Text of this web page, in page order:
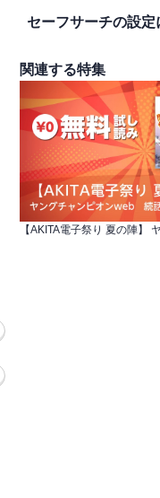
セーフサーチの設定
関連する特集